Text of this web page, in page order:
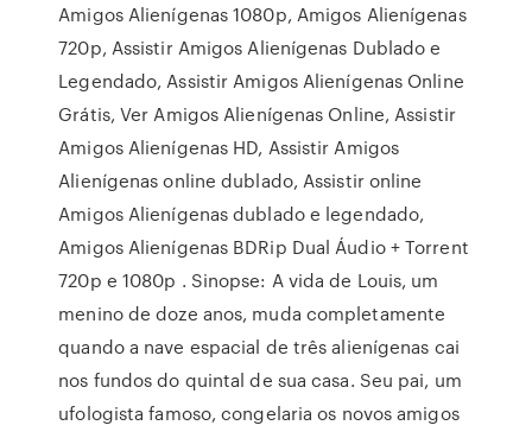
Amigos Alienígenas 1080p, Amigos Alienígenas
720p, Assistir Amigos Alienígenas Dublado e
Legendado, Assistir Amigos Alienígenas Online
Grátis, Ver Amigos Alienígenas Online, Assistir
Amigos Alienígenas HD, Assistir Amigos
Alienígenas online dublado, Assistir online
Amigos Alienígenas dublado e legendado,
Amigos Alienígenas BDRip Dual Áudio + Torrent
720p e 1080p . Sinopse: A vida de Louis, um
menino de doze anos, muda completamente
quando a nave espacial de três alienígenas cai
nos fundos do quintal de sua casa. Seu pai, um
ufologista famoso, congelaria os novos amigos